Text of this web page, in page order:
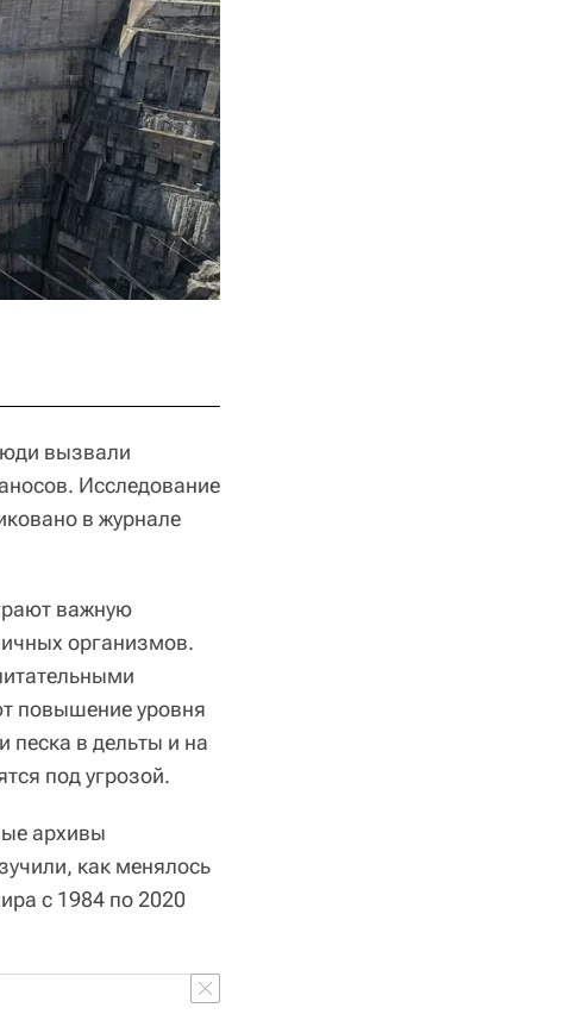
вызвали
Исследование
в журнале
важную
организмов.
повышение уровня
песка в дельты и на
под угрозой.
архивы
как менялось
с 1984 по 2020